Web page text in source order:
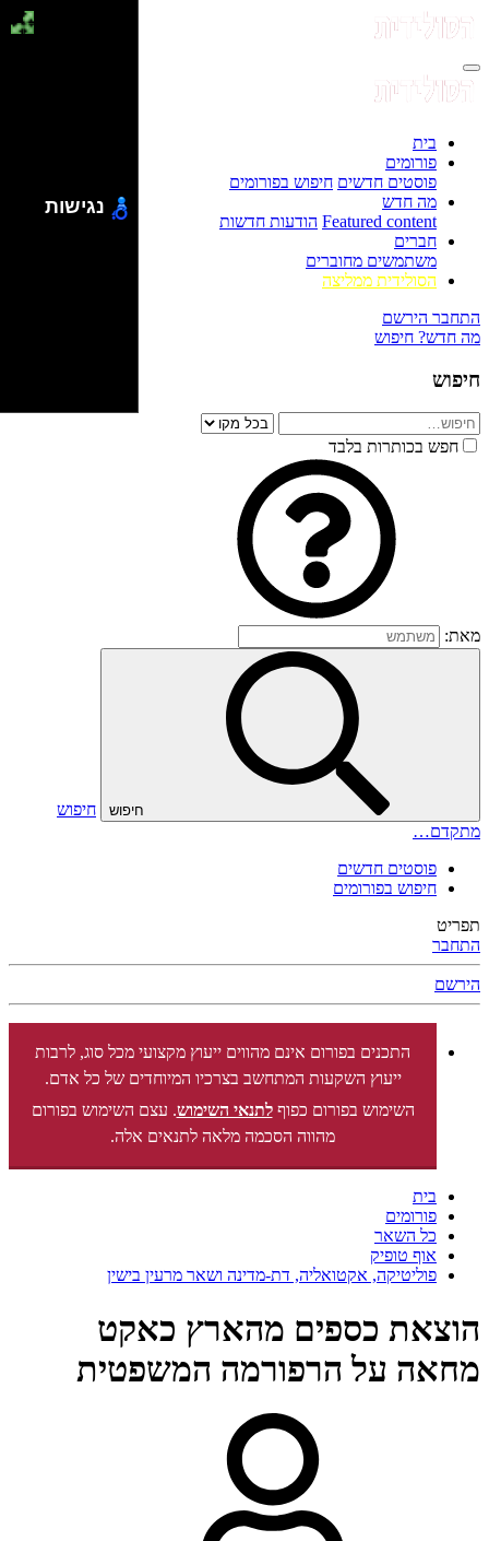
בית
פורומים
פוסטים חדשים חיפוש בפורומים
מה חדש
Featured content הודעות חדשות
חברים
משתמשים מחוברים
הסולידית ממליצה
התחבר הירשם
מה חדש? חיפוש
חיפוש
חפש בכותרות בלבד
מאת:
חיפוש
חיפוש
מתקדם…
פוסטים חדשים
חיפוש בפורומים
תפריט
התחבר
הירשם
התכנים בפורום אינם מהווים ייעוץ מקצועי מכל סוג, לרבות
ייעוץ השקעות המתחשב בצרכיו המיוחדים של כל אדם.
השימוש בפורום כפוףלתנאי השימוש. עצם השימוש בפורום
מהווה הסכמה מלאה לתנאים אלה.
בית
פורומים
כל השאר
אוף טופיק
פוליטיקה, אקטואליה, דת-מדינה ושאר מרעין בישין
הוצאת כספים מהארץ כאקט
מחאה על הרפורמה המשפטית
נגישות